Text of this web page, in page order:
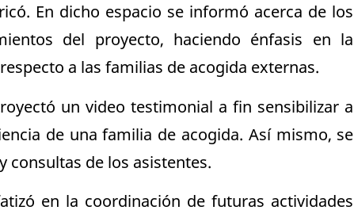
En dicho espacio se informó acerca de los
del proyecto, haciendo énfasis en la
a las familias de acogida externas.
un video testimonial a fin sensibilizar a
de una familia de acogida. Así mismo, se
consultas de los asistentes.
en la coordinación de futuras actividades